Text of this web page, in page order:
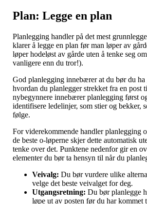
Plan: Legge en plan
Planlegging handler på det mest
klarer å legge en plan før man løper av
løper hodeløst av gårde uten å tenke seg
vanligere enn du tror!).
God planlegging innebærer at du bør du
hvordan du planlegger strekket fra en post
nybegynnere innebærer planlegging først
identifisere ledelinjer, som stier og bekker,
følge.
For viderekommende handler planlegging
de beste o-løperne skjer dette automatisk
tenke over det. Punktene nedenfor gir en
elementer du bør ta hensyn til når du
Veivalg: Du bør vurdere ulike
velge det beste veivalget for deg.
Utgangsretning: Du bør planlegge
løpe ut av posten før du har kommet